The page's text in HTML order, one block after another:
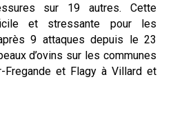
sur 19 autres. Cette
et stressante pour les
9 attaques depuis le 23
d’ovins sur les communes
Fregande et Flagy à Villard et